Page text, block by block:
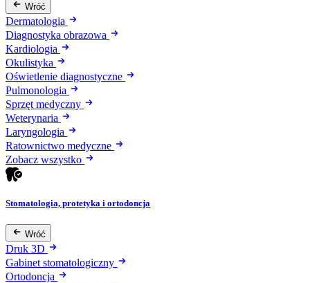
Wróć
Dermatologia
Diagnostyka obrazowa
Kardiologia
Okulistyka
Oświetlenie diagnostyczne
Pulmonologia
Sprzęt medyczny
Weterynaria
Laryngologia
Ratownictwo medyczne
Zobacz wszystko
Stomatologia, protetyka i ortodoncja
Wróć
Druk 3D
Gabinet stomatologiczny
Ortodoncja